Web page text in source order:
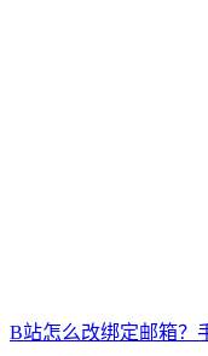
B站怎么改绑定邮箱？